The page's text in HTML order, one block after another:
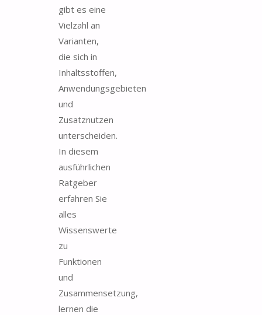
gibt es eine
Vielzahl an
Varianten,
die sich in
Inhaltsstoffen,
Anwendungsgebieten
und
Zusatznutzen
unterscheiden.
In diesem
ausführlichen
Ratgeber
erfahren Sie
alles
Wissenswerte
zu
Funktionen
und
Zusammensetzung,
lernen die